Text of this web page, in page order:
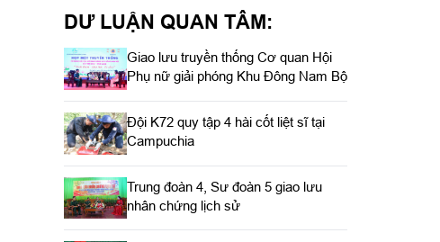
DƯ LUẬN QUAN TÂM:
Giao lưu truyền thống Cơ quan Hội
Phụ nữ giải phóng Khu Đông Nam Bộ
Đội K72 quy tập 4 hài cốt liệt sĩ tại
Campuchia
Trung đoàn 4, Sư đoàn 5 giao lưu
nhân chứng lịch sử